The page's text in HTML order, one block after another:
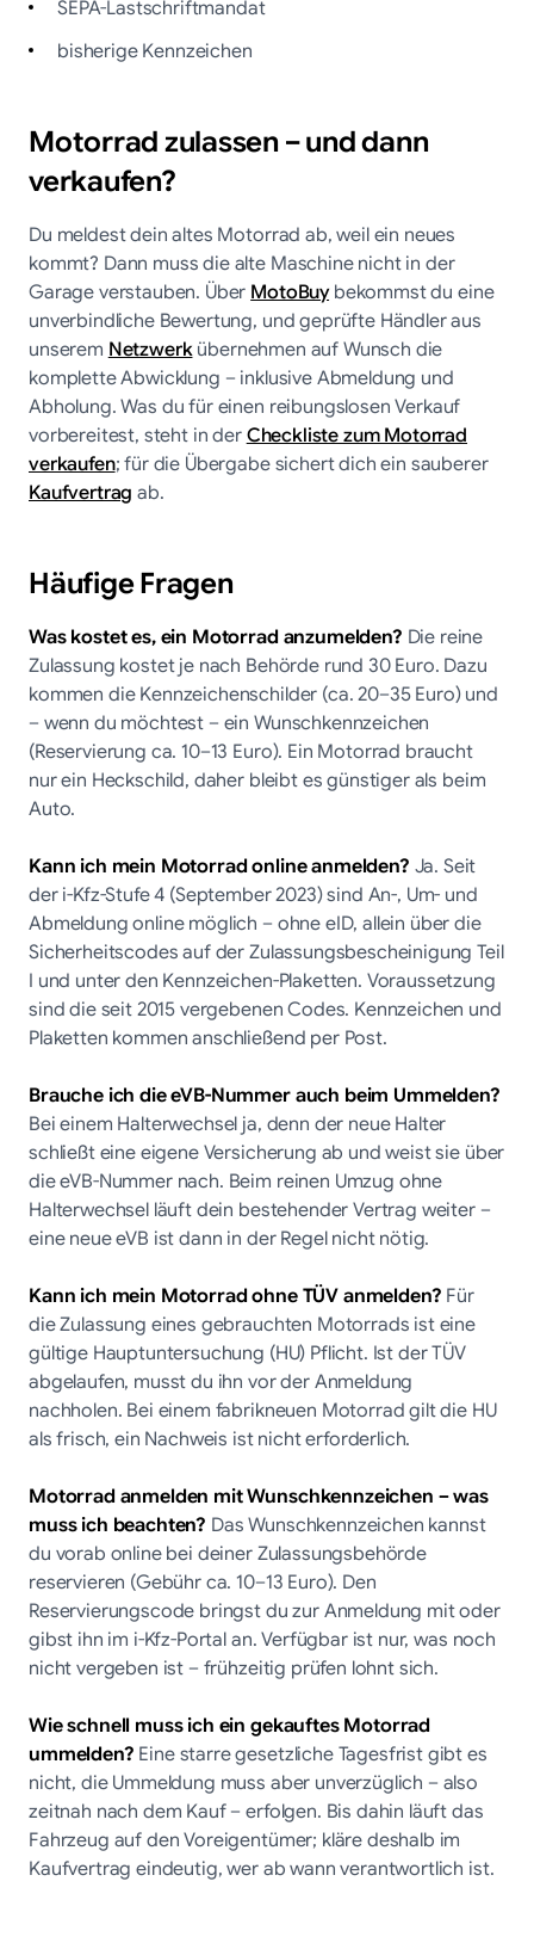
SEPA-Lastschriftmandat
bisherige Kennzeichen
Motorrad zulassen – und dann
verkaufen?
Du meldest dein altes Motorrad ab, weil ein neues
kommt? Dann muss die alte Maschine nicht in der
Garage verstauben. ÜberMotoBuybekommst du eine
unverbindliche Bewertung, und geprüfte Händler aus
unseremNetzwerkübernehmen auf Wunsch die
komplette Abwicklung – inklusive Abmeldung und
Abholung. Was du für einen reibungslosen Verkauf
vorbereitest, steht in derCheckliste zum Motorrad
verkaufen; für die Übergabe sichert dich ein sauberer
Kaufvertragab.
Häufige Fragen
Was kostet es, ein Motorrad anzumelden? Die reine
Zulassung kostet je nach Behörde rund 30 Euro. Dazu
kommen die Kennzeichenschilder (ca. 20–35 Euro) und
– wenn du möchtest – ein Wunschkennzeichen
(Reservierung ca. 10–13 Euro). Ein Motorrad braucht
nur ein Heckschild, daher bleibt es günstiger als beim
Auto.
Kann ich mein Motorrad online anmelden?Ja. Seit
der i-Kfz-Stufe 4 (September 2023) sind An-, Um- und
Abmeldung online möglich – ohne eID, allein über die
Sicherheitscodes auf der Zulassungsbescheinigung Teil
I und unter den Kennzeichen-Plaketten. Voraussetzung
sind die seit 2015 vergebenen Codes. Kennzeichen und
Plaketten kommen anschließend per Post.
Brauche ich die eVB-Nummer auch beim Ummelden?
Bei einem Halterwechsel ja, denn der neue Halter
schließt eine eigene Versicherung ab und weist sie über
die eVB-Nummer nach. Beim reinen Umzug ohne
Halterwechsel läuft dein bestehender Vertrag weiter –
eine neue eVB ist dann in der Regel nicht nötig.
Kann ich mein Motorrad ohne TÜV anmelden?Für
die Zulassung eines gebrauchten Motorrads ist eine
gültige Hauptuntersuchung (HU) Pflicht. Ist der TÜV
abgelaufen, musst du ihn vor der Anmeldung
nachholen. Bei einem fabrikneuen Motorrad gilt die HU
als frisch, ein Nachweis ist nicht erforderlich.
Motorrad anmelden mit Wunschkennzeichen – was
muss ich beachten? Das Wunschkennzeichen kannst
du vorab online bei deiner Zulassungsbehörde
reservieren (Gebühr ca. 10–13 Euro). Den
Reservierungscode bringst du zur Anmeldung mit oder
gibst ihn im i-Kfz-Portal an. Verfügbar ist nur, was noch
nicht vergeben ist – frühzeitig prüfen lohnt sich.
Wie schnell muss ich ein gekauftes Motorrad
ummelden?Eine starre gesetzliche Tagesfrist gibt es
nicht, die Ummeldung muss aber unverzüglich – also
zeitnah nach dem Kauf – erfolgen. Bis dahin läuft das
Fahrzeug auf den Voreigentümer; kläre deshalb im
Kaufvertrag eindeutig, wer ab wann verantwortlich ist.